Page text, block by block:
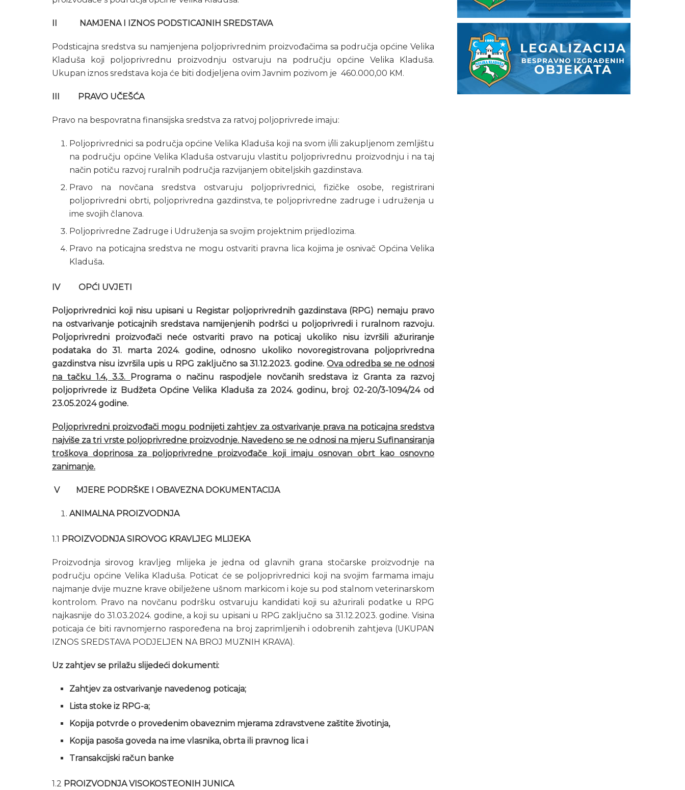
II NAMJENA I IZNOS PODSTICAJNIH SREDSTAVA
Podsticajna sredstva su namjenjena poljoprivrednim proizvođačima sa područja općine Velika
Kladuša koji poljoprivrednu proizvodnju ostvaruju na području općine Velika Kladuša.
Ukupan iznos sredstava koja će biti dodjeljena ovim Javnim pozivom je 460.000,00 KM.
III PRAVO UČEŠĆA
Pravo na bespovratna finansijska sredstva za ratvoj poljoprivrede imaju:
Poljoprivrednici sa područja općine Velika Kladuša koji na svom i/ili zakupljenom zemljištu
na području općine Velika Kladuša ostvaruju vlastitu poljoprivrednu proizvodnju i na taj
način potiču razvoj ruralnih područja razvijanjem obiteljskih gazdinstava.
Pravo na novčana sredstva ostvaruju poljoprivrednici, fizičke osobe, registrirani
poljoprivredni obrti, poljoprivredna gazdinstva, te poljoprivredne zadruge i udruženja u
ime svojih članova.
Poljoprivredne Zadruge i Udruženja sa svojim projektnim prijedlozima.
Pravo na poticajna sredstva ne mogu ostvariti pravna lica kojima je osnivač Općina Velika
Kladuša.
IV OPĆI UVJETI
Poljoprivrednici koji nisu upisani u Registar poljoprivrednih gazdinstava (RPG) nemaju pravo
na ostvarivanje poticajnih sredstava namijenjenih podršci u poljoprivredi i ruralnom razvoju.
Poljoprivredni proizvođači neće ostvariti pravo na poticaj ukoliko nisu izvršili ažuriranje
podataka do 31. marta 2024. godine, odnosno ukoliko novoregistrovana poljoprivredna
gazdinstva nisu izvršila upis u RPG zaključno sa 31.12.2023. godine.Ova odredba se ne odnosi
na tačku 1.4, 3.3.
Programa o načinu raspodjele novčanih sredstava iz Granta za razvoj
poljoprivrede iz Budžeta Općine Velika Kladuša za 2024. godinu, broj: 02-20/3-1094/24 od
23.05.2024 godine.
Poljoprivredni proizvođači mogu podnijeti zahtjev za ostvarivanje prava na poticajna sredstva
najviše za tri vrste poljoprivredne proizvodnje. Navedeno se ne odnosi na mjeru Sufinansiranja
troškova doprinosa za poljoprivredne proizvođače koji imaju osnovan obrt kao osnovno
zanimanje.
V MJERE PODRŠKE I OBAVEZNA DOKUMENTACIJA
ANIMALNA PROIZVODNJA
1.1 PROIZVODNJA SIROVOG KRAVLJEG MLIJEKA
Proizvodnja sirovog kravljeg mlijeka je jedna od glavnih grana stočarske proizvodnje na
području općine Velika Kladuša. Poticat će se poljoprivrednici koji na svojim farmama imaju
najmanje dvije muzne krave obilježene ušnom markicom i koje su pod stalnom veterinarskom
kontrolom. Pravo na novčanu podršku ostvaruju kandidati koji su ažurirali podatke u RPG
najkasnije do 31.03.2024. godine, a koji su upisani u RPG zaključno sa 31.12.2023. godine. Visina
poticaja će biti ravnomjerno raspoređena na broj zaprimljenih i odobrenih zahtjeva (UKUPAN
IZNOS SREDSTAVA PODJELJEN NA BROJ MUZNIH KRAVA).
Uz zahtjev se prilažu slijedeći dokumenti:
Zahtjev za ostvarivanje navedenog poticaja;
Lista stoke iz RPG-a;
Kopija potvrde o provedenim obaveznim mjerama zdravstvene zaštite životinja,
Kopija pasoša goveda na ime vlasnika, obrta ili pravnog lica i
Transakcijski račun banke
1.2 PROIZVODNJA VISOKOSTEONIH JUNICA